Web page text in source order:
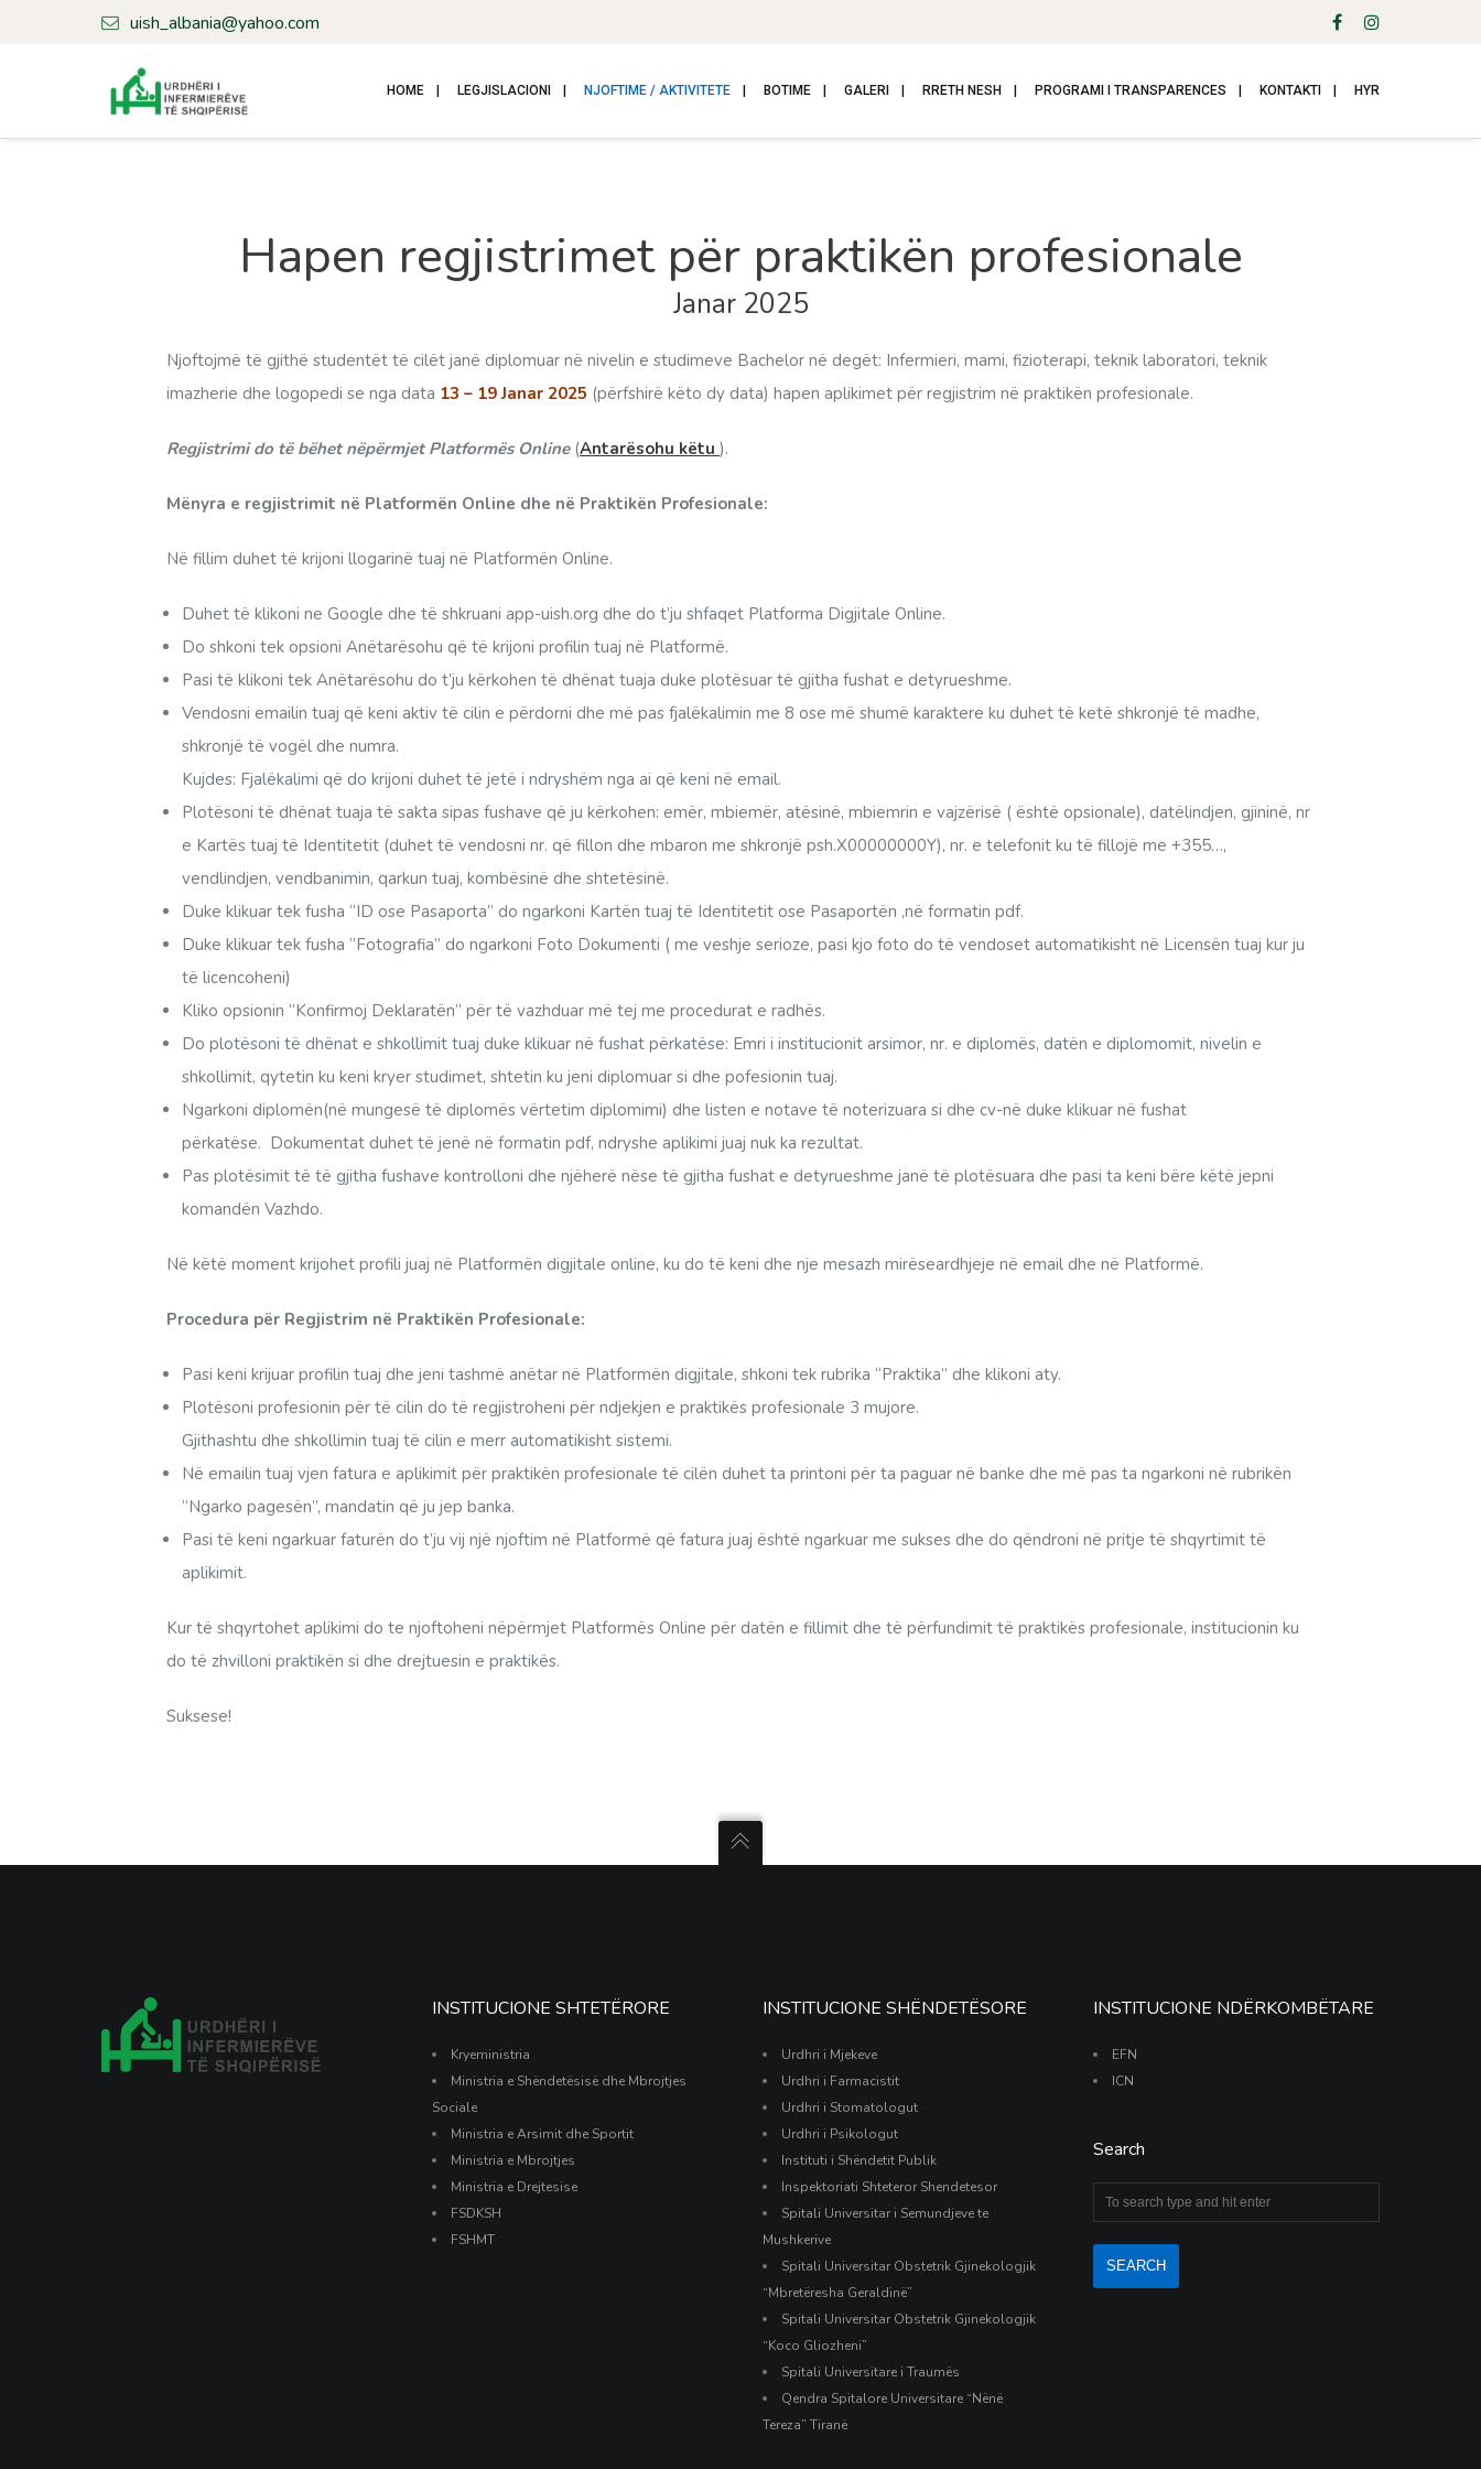
uish_albania@yahoo.com
HOME LEGJISLACIONI NJOFTIME / AKTIVITETE BOTIME GALERI RRETH NESH PROGRAMI I TRANSPARENCES KONTAKTI HYR
Hapen regjistrimet për praktikën profesionale
Janar 2025
Njoftojmë të gjithë studentët të cilët janë diplomuar në nivelin e studimeve Bachelor në degët: Infermieri, mami, fizioterapi, teknik laboratori, teknik
imazherie dhe logopedi se nga data 13 – 19 Janar 2025 (përfshirë këto dy data) hapen aplikimet për regjistrim në praktikën profesionale.
Regjistrimi do të bëhet nëpërmjet Platformës Online(Antarësohu këtu ).
Mënyra e regjistrimit në Platformën Online dhe në Praktikën Profesionale:
Në fillim duhet të krijoni llogarinë tuaj në Platformën Online.
Duhet të klikoni ne Google dhe të shkruani app-uish.org dhe do t’ju shfaqet Platforma Digjitale Online.
Do shkoni tek opsioni Anëtarësohu që të krijoni profilin tuaj në Platformë.
Pasi të klikoni tek Anëtarësohu do t’ju kërkohen të dhënat tuaja duke plotësuar të gjitha fushat e detyrueshme.
Vendosni emailin tuaj që keni aktiv të cilin e përdorni dhe më pas fjalëkalimin me 8 ose më shumë karaktere ku duhet të ketë shkronjë të madhe,
shkronjë të vogël dhe numra.
Kujdes: Fjalëkalimi që do krijoni duhet të jetë i ndryshëm nga ai që keni në email.
Plotësoni të dhënat tuaja të sakta sipas fushave që ju kërkohen: emër, mbiemër, atësinë, mbiemrin e vajzërisë ( është opsionale), datëlindjen, gjininë, nr
e Kartës tuaj të Identitetit (duhet të vendosni nr. që fillon dhe mbaron me shkronjë psh.X00000000Y), nr. e telefonit ku të fillojë me +355…,
vendlindjen, vendbanimin, qarkun tuaj, kombësinë dhe shtetësinë.
Duke klikuar tek fusha “ID ose Pasaporta” do ngarkoni Kartën tuaj të Identitetit ose Pasaportën ,në formatin pdf.
Duke klikuar tek fusha “Fotografia” do ngarkoni Foto Dokumenti ( me veshje serioze, pasi kjo foto do të vendoset automatikisht në Licensën tuaj kur ju
të licencoheni)
Kliko opsionin “Konfirmoj Deklaratën” për të vazhduar më tej me procedurat e radhës.
Do plotësoni të dhënat e shkollimit tuaj duke klikuar në fushat përkatëse: Emri i institucionit arsimor, nr. e diplomës, datën e diplomomit, nivelin e
shkollimit, qytetin ku keni kryer studimet, shtetin ku jeni diplomuar si dhe pofesionin tuaj.
Ngarkoni diplomën(në mungesë të diplomës vërtetim diplomimi) dhe listen e notave të noterizuara si dhe cv-në duke klikuar në fushat
përkatëse. Dokumentat duhet të jenë në formatin pdf, ndryshe aplikimi juaj nuk ka rezultat.
Pas plotësimit të të gjitha fushave kontrolloni dhe njëherë nëse të gjitha fushat e detyrueshme janë të plotësuara dhe pasi ta keni bëre këtë jepni
komandën Vazhdo.
Në këtë moment krijohet profili juaj në Platformën digjitale online, ku do të keni dhe nje mesazh mirëseardhjeje në email dhe në Platformë.
Procedura për Regjistrim në Praktikën Profesionale:
Pasi keni krijuar profilin tuaj dhe jeni tashmë anëtar në Platformën digjitale, shkoni tek rubrika “Praktika” dhe klikoni aty.
Plotësoni profesionin për të cilin do të regjistroheni për ndjekjen e praktikës profesionale 3 mujore.
Gjithashtu dhe shkollimin tuaj të cilin e merr automatikisht sistemi.
Në emailin tuaj vjen fatura e aplikimit për praktikën profesionale të cilën duhet ta printoni për ta paguar në banke dhe më pas ta ngarkoni në rubrikën
“Ngarko pagesën”, mandatin që ju jep banka.
Pasi të keni ngarkuar faturën do t’ju vij një njoftim në Platformë që fatura juaj është ngarkuar me sukses dhe do qëndroni në pritje të shqyrtimit të
aplikimit.
Kur të shqyrtohet aplikimi do te njoftoheni nëpërmjet Platformës Online për datën e fillimit dhe të përfundimit të praktikës profesionale, institucionin ku
do të zhvilloni praktikën si dhe drejtuesin e praktikës.
Suksese!
INSTITUCIONE SHTETËRORE
Kryeministria
Ministria e Shëndetësisë dhe Mbrojtjes
Sociale
Ministria e Arsimit dhe Sportit
Ministria e Mbrojtjes
Ministria e Drejtesise
FSDKSH
FSHMT
INSTITUCIONE SHËNDETËSORE
Urdhri i Mjekeve
Urdhri i Farmacistit
Urdhri i Stomatologut
Urdhri i Psikologut
Instituti i Shëndetit Publik
Inspektoriati Shteteror Shendetesor
Spitali Universitar i Semundjeve te
Mushkerive
Spitali Universitar Obstetrik Gjinekologjik
“Mbretëresha Geraldinë”
Spitali Universitar Obstetrik Gjinekologjik
“Koco Gliozheni”
Spitali Universitare i Traumës
Qendra Spitalore Universitare “Nënë
Tereza” Tiranë
INSTITUCIONE NDËRKOMBËTARE
EFN
ICN
Search